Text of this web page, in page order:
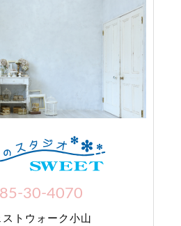
30-4070
トウォーク小山